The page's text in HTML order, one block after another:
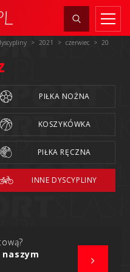
2021 czerwiec 20
PIŁKA NOŻNA
KOSZYKÓWKA
PIŁKA RĘCZNA
INNE DYSCYPLINY
naszym